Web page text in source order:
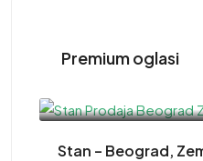
Premium oglasi
Stan – Beograd,